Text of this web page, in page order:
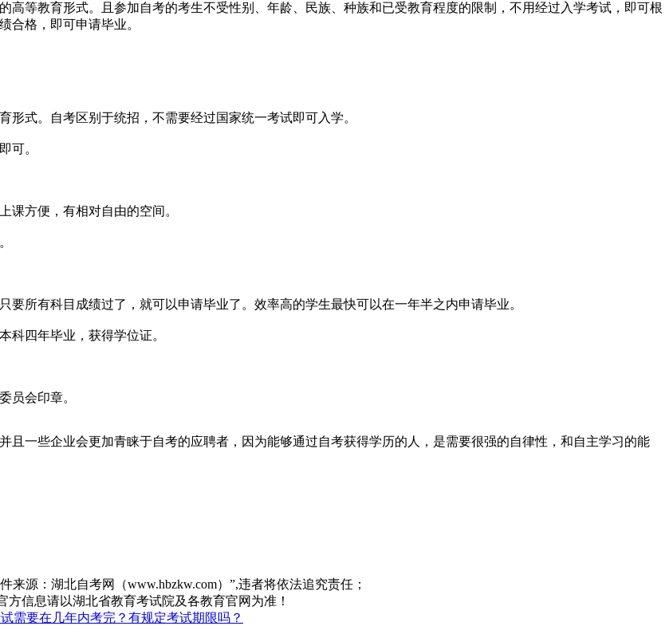
等教育形式。且参加自考的考生不受性别、年龄、民族、种族和已受教育程度的限制，不用经过入学考试，即可根
合格，即可申请毕业。
式。自考区别于统招，不需要经过国家统一考试即可入学。
可。
课方便，有相对自由的空间。
所有科目成绩过了，就可以申请毕业了。效率高的学生最快可以在一年半之内申请毕业。
科四年毕业，获得学位证。
员会印章。
且一些企业会更加青睐于自考的应聘者，因为能够通过自考获得学历的人，是需要很强的自律性，和自主学习的能
源：湖北自考网（www.hbzkw.com）”,违者将依法追究责任；
信息请以湖北省教育考试院及各教育官网为准！
需要在几年内考完？有规定考试期限吗？